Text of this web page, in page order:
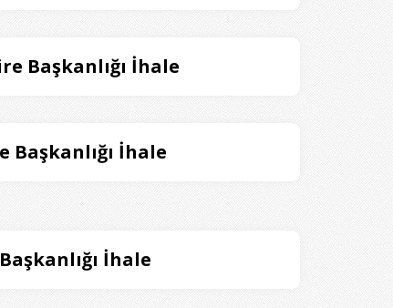
Başkanlığı İhale
İhale
İhale